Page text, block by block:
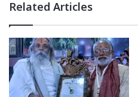
Related Articles